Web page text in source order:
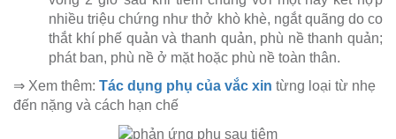
nhiều triệu chứng như thở khò khè, ngắt quãng do co
thắt khí phế quản và thanh quản, phù nề thanh quản;
phát ban, phù nề ở mặt hoặc phù nề toàn thân.
⇒ Xem thêm: Tác dụng phụ của vắc xin từng loại từ nhẹ
đến nặng và cách hạn chế